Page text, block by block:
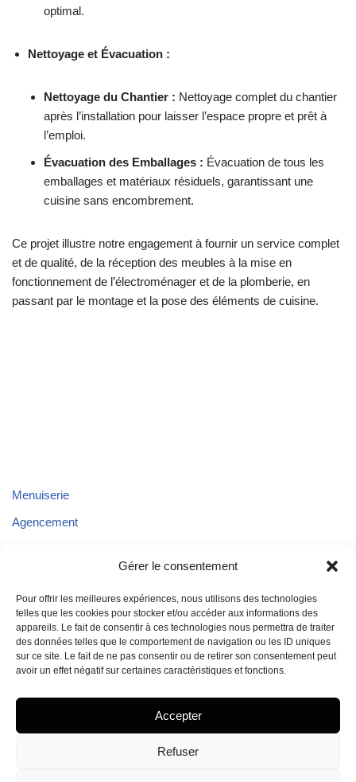
Gérer le consentement
Pour offrir les meilleures expériences, nous utilisons des technologies
telles que les cookies pour stocker et/ou accéder aux informations des
appareils. Le fait de consentir à ces technologies nous permettra de traiter
des données telles que le comportement de navigation ou les ID uniques
sur ce site. Le fait de ne pas consentir ou de retirer son consentement peut
avoir un effet négatif sur certaines caractéristiques et fonctions.
Accepter
Refuser
optimal.
Nettoyage et Évacuation :
Nettoyage du Chantier : Nettoyage complet du chantier
après l’installation pour laisser l’espace propre et prêt à
l’emploi.
Évacuation des Emballages : Évacuation de tous les
emballages et matériaux résiduels, garantissant une
cuisine sans encombrement.
Ce projet illustre notre engagement à fournir un service complet
et de qualité, de la réception des meubles à la mise en
fonctionnement de l’électroménager et de la plomberie, en
passant par le montage et la pose des éléments de cuisine.
Menuiserie
Agencement
Aménagements extérieurs
Aménagement de véhicules